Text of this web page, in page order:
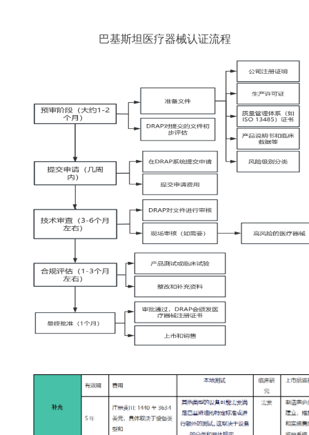
巴基斯坦医疗器械认证流程